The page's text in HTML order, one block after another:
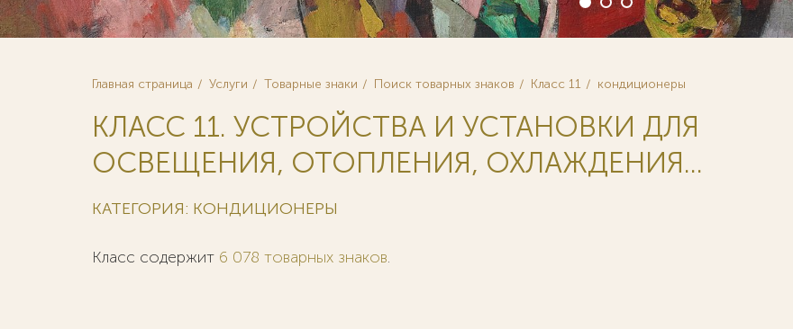
Главная страница Услуги Товарные знаки Поиск товарных знаков Класс 11 кондиционеры
КЛАСС 11. УСТРОЙСТВА И УСТАНОВКИ ДЛЯ
ОСВЕЩЕНИЯ, ОТОПЛЕНИЯ, ОХЛАЖДЕНИЯ...
КАТЕГОРИЯ: КОНДИЦИОНЕРЫ
Класс содержит 6 078 товарных знаков.